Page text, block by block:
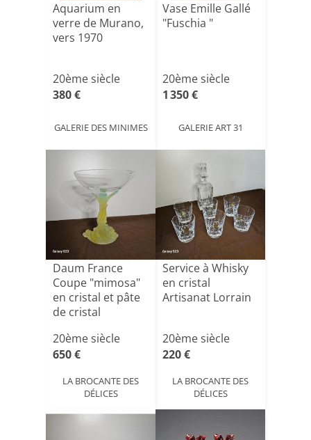
Aquarium en
verre de Murano,
vers 1970
20ème siècle
380 €
GALERIE DES MINIMES
Vase Emille Gallé
"Fuschia "
20ème siècle
1 350 €
GALERIE ART 31
Daum France
Coupe "mimosa"
en cristal et pâte
de cristal
20ème siècle
650 €
LA BROCANTE DES
DÉLICES
Service à Whisky
en cristal
Artisanat Lorrain
20ème siècle
220 €
LA BROCANTE DES
DÉLICES